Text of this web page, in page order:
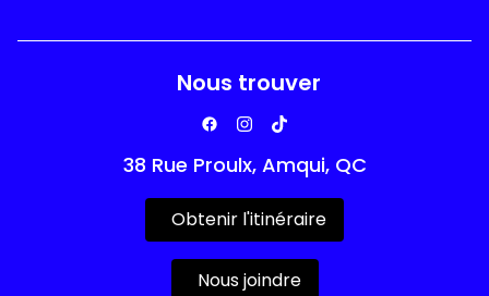
Nous trouver
38 Rue Proulx, Amqui, QC
Obtenir l'itinéraire
Nous joindre